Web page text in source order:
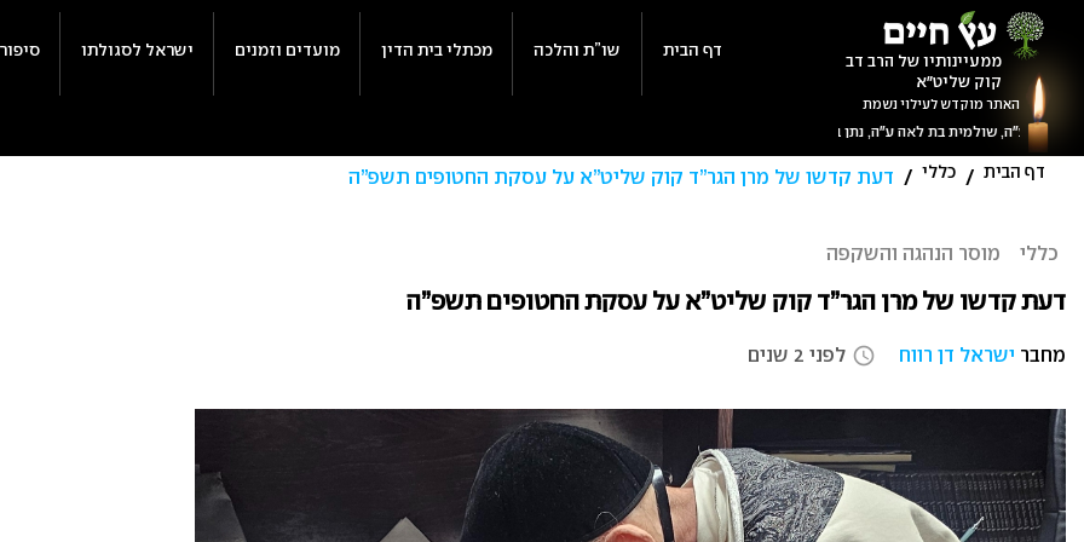
content
ממעיינותיו של הרב דב
קוק שליט"א
דף הבית שו”ת והלכה מכתלי בית הדין מועדים וזמנים ישראל לסגולתו
האתר מוקדש לעילוי נשמת
דף הבית / כללי / דעת קדשו של מרן הגר”ד קוק שליט”א על עסקת החטופים תשפ”ה
כללי מוסר הנהגה והשקפה
דעת קדשו של מרן הגר”ד קוק שליט”א על עסקת החטופים תשפ”ה
מחבר ישראל דן רווח access_time לפני 2 שנים